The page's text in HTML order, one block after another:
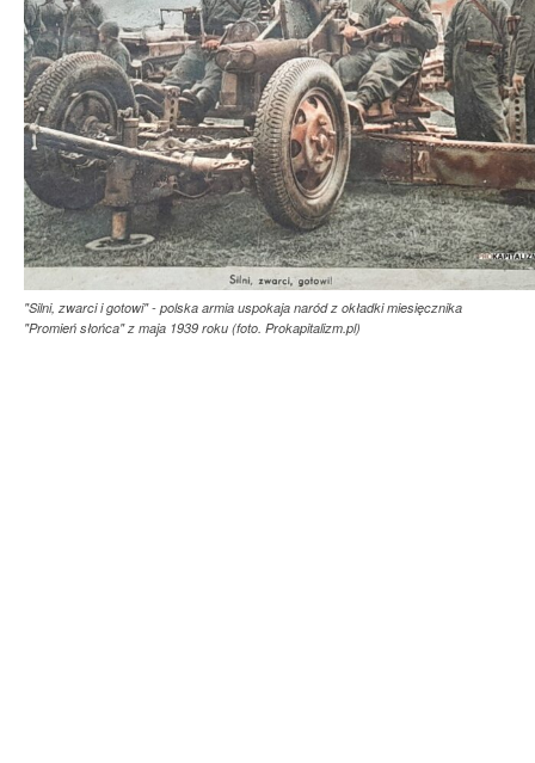
"Silni, zwarci i gotowi" - polska armia uspokaja naród z okładki miesięcznika
"Promień słońca" z maja 1939 roku (foto. Prokapitalizm.pl)